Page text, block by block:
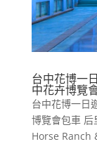
台中花博一
中花卉博覽
台中花博一日
博覽會包車
Horse Ranch